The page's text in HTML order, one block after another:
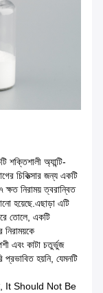
শক্তিশালী অ্যান্টি-
চিকিত্সার জন্য একটি
ক্ষত নিরাময় ত্বরান্বিত
হয়েছে.এছাড়া এটি
তোলে, একটি
এবং কাটা চতুর্ভুজ
হয়নি, যেমনটি
It Should Not Be